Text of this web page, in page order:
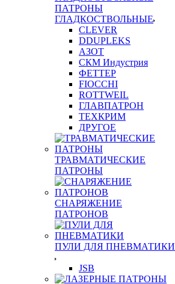
ПАТРОНЫ
ГЛАДКОСТВОЛЬНЫЕ
CLEVER
DDUPLEKS
АЗОТ
СКМ Индустрия
ФЕТТЕР
FIOCCHI
ROTTWEIL
ГЛАВПАТРОН
ТЕХКРИМ
ДРУГОЕ
ТРАВМАТИЧЕСКИЕ
ПАТРОНЫ
СНАРЯЖЕНИЕ
ПАТРОНОВ
ПУЛИ ДЛЯ ПНЕВМАТИКИ
JSB